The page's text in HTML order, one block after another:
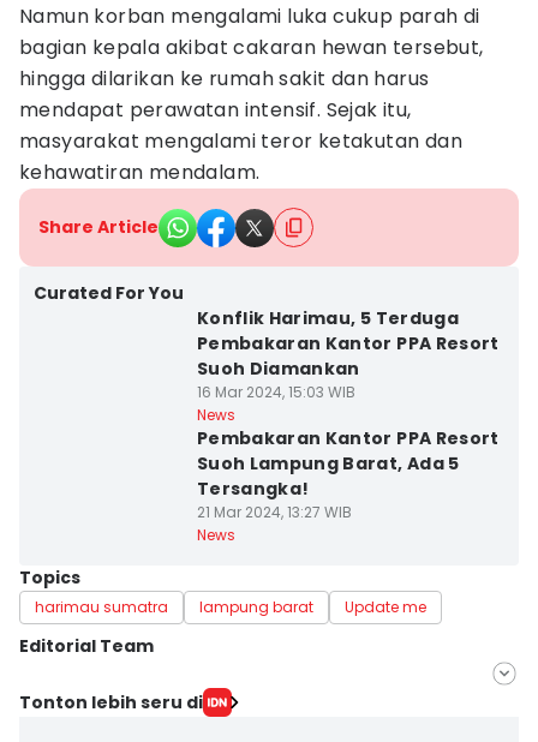
Namun korban mengalami luka cukup parah di
bagian kepala akibat cakaran hewan tersebut,
hingga dilarikan ke rumah sakit dan harus
mendapat perawatan intensif. Sejak itu,
masyarakat mengalami teror ketakutan dan
kehawatiran mendalam.
Share Article
Curated For You
Konflik Harimau, 5 Terduga
Pembakaran Kantor PPA Resort
Suoh Diamankan
16 Mar 2024, 15:03 WIB
News
Pembakaran Kantor PPA Resort
Suoh Lampung Barat, Ada 5
Tersangka!
21 Mar 2024, 13:27 WIB
News
Topics
harimau sumatra lampung barat Update me
Editorial Team
Editor
Tonton lebih seru di